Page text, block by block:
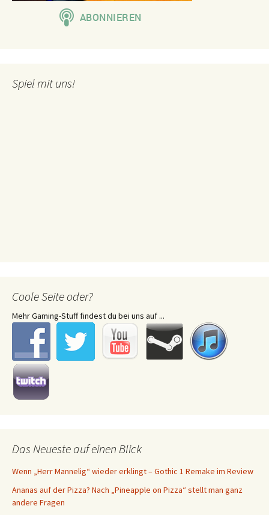
Spiel mit uns!
Coole Seite oder?
Mehr Gaming-Stuff findest du bei uns auf ...
Das Neueste auf einen Blick
Wenn „Herr Mannelig“ wieder erklingt – Gothic 1 Remake im Review
Ananas auf der Pizza? Nach „Pineapple on Pizza“ stellt man ganz
andere Fragen